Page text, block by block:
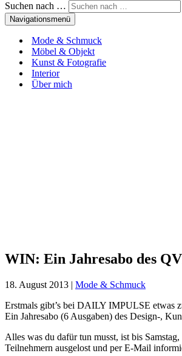
Suchen nach …
Navigationsmenü
Mode & Schmuck
Möbel & Objekt
Kunst & Fotografie
Interior
Über mich
WIN: Ein Jahresabo des
18. August 2013 | Mode & Schmuck
Erstmals gibt’s bei DAILY IMPULSE etwas
Ein Jahresabo (6 Ausgaben) des Design-,
Alles was du dafür tun musst, ist bis
Teilnehmern ausgelost und per E-Mail